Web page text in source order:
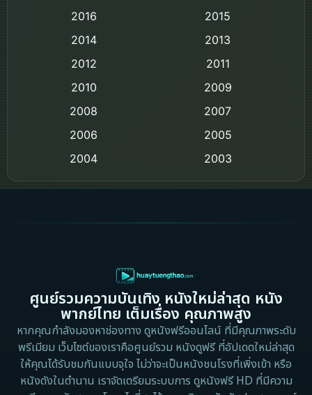
Detective สืบสวน
Disaster
Disney+
Documentary สารคดี
2016
2015
2014
2013
2012
2011
2010
2009
2008
2007
2006
2005
2004
2003
2002
2000
1983
1982
1971
1962
ศูนย์รวมความบันเทิง หนังใหม่ล่าสุด หนัง
พากย์ไทย เต็มเรื่อง คุณภาพสูง
หากคุณกำลังมองหาช่องทาง ดูหนังฟรีออนไลน์ ที่มีคุณภาพระดับ
พรีเมียม เว็บไซต์ของเราคือศูนย์รวม หนังดูฟรี ที่อัปเดตใหม่ล่าสุด
ให้คุณได้รับชมกันแบบจุใจ ไม่ว่าจะเป็นหนังชนโรงที่เพิ่งเข้า หรือ
หนังดังในตำนาน เราจัดเตรียมระบบการ ดูหนังฟรี HD ที่มีความ